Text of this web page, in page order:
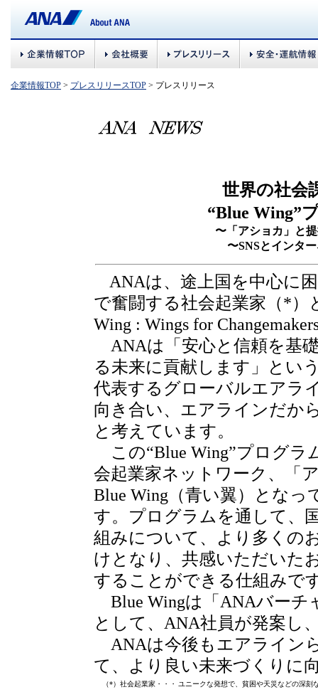
企業情報TOP > プレスリリースTOP > プレスリリース
世界の社会
“Blue Wing”
〜「アショカ」と
〜SNSとインタ
ANAは、途上国を中心に
で奮闘する社会起業家（*）
Wing : Wings for
ANAは「安心と信頼を基
る未来に貢献します」とい
代表するグローバルエアラ
向き合い、エアラインだか
と考えています。
この“Blue Wing”プログラ
会起業家ネットワーク、
Blue Wing（青い翼）となっ
す。プログラムを通して、
組みについて、より多くの
けとなり、共感いただいた
することができる仕組みで
Blue Wingは「ANAバー
として、ANA社員が発案し
ANAは今後もエアライン
て、より良い未来づくりに
（*）社会起業家・・・
ユニークな発想で、貧困や天災などの深刻